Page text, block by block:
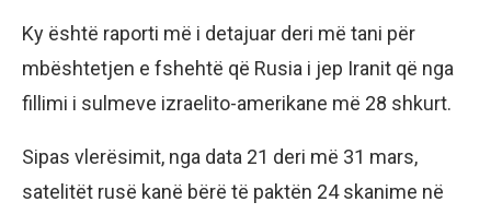
Ky është raporti më i detajuar deri më tani për
mbështetjen e fshehtë që Rusia i jep Iranit që nga
fillimi i sulmeve izraelito-amerikane më 28 shkurt.
Sipas vlerësimit, nga data 21 deri më 31 mars,
satelitët rusë kanë bërë të paktën 24 skanime në